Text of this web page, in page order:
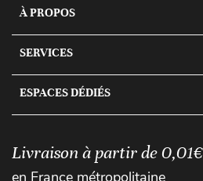
À PROPOS
SERVICES
ESPACES DÉDIÉS
Livraison à partir de 0,01€
en France métropolitaine